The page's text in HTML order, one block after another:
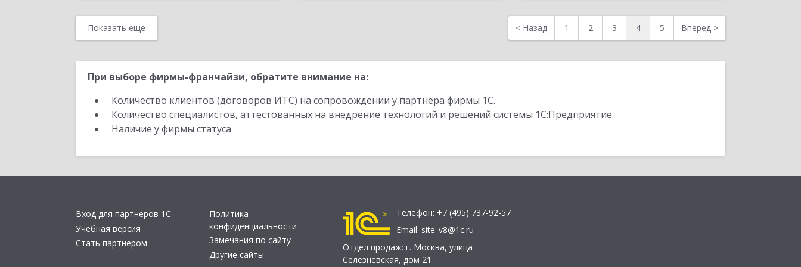
Показать еще < Назад 1 2 3 4 5 Вперед >
При выборе фирмы-франчайзи, обратите внимание на:
Количество клиентов (договоров ИТС) на сопровождении у партнера фирмы 1С.
Количество специалистов, аттестованных на внедрение технологий и решений системы 1С:Предприятие.
Наличие у фирмы статуса
Вход для партнеров 1С
Учебная версия
Стать партнером
Политика
конфиденциальности
Замечания по сайту
Другие сайты
Телефон: +7 (495) 737-92-57
Email: site_v8@1c.ru
Отдел продаж: г. Москва, улица
Селезнёвская, дом 21